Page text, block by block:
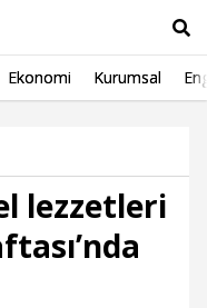
Ekonomi Kurumsal
lezzetleri